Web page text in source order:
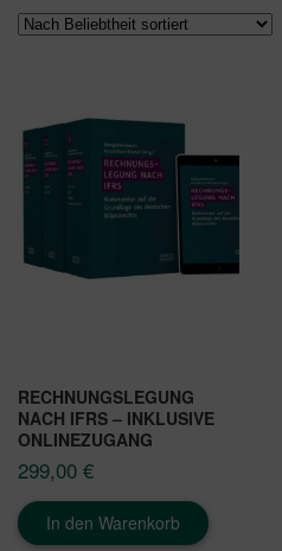
RECHNUNGSLEGUNG
NACH IFRS – INKLUSIVE
ONLINEZUGANG
299,00 €
In den Warenkorb